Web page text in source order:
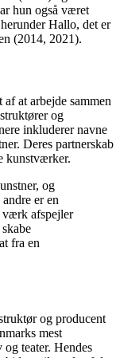
hun også været
Hallo, det er
(2014, 2021).
at arbejde sammen
og
inkluderer navne
Deres partnerskab
kunstværker.
og
er en
værk afspejler
fra en
og producent
mest
teater. Hendes